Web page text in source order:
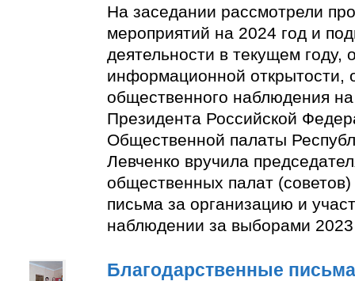
На заседании рассмотрели
мероприятий на 2024 год и
деятельности в текущем году,
информационной открытости,
общественного наблюдения
Президента Российской
Общественной палаты
Левченко вручила
общественных палат
письма за организацию и
наблюдении за выборами 2023
Благодарственные письма